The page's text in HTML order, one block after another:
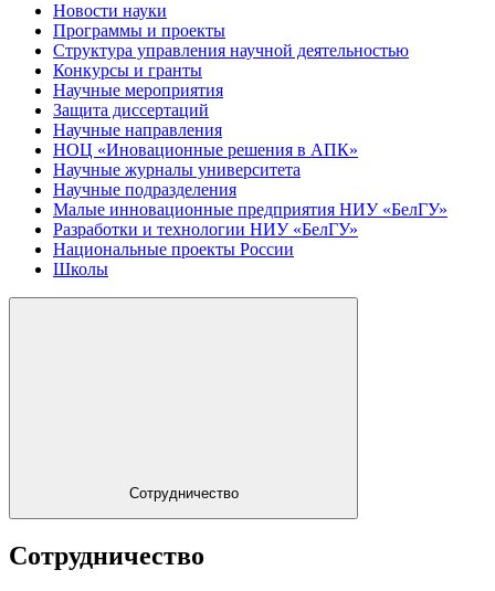
Новости науки
Программы и проекты
Структура управления научной деятельностью
Конкурсы и гранты
Научные мероприятия
Защита диссертаций
Научные направления
НОЦ «Иновационные решения в АПК»
Научные журналы университета
Научные подразделения
Малые инновационные предприятия НИУ «БелГУ»
Разработки и технологии НИУ «БелГУ»
Национальные проекты России
Школы
Сотрудничество
Сотрудничество